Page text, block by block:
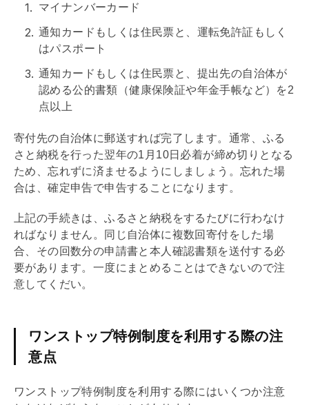
マイナンバーカード
通知カードもしくは住民票と、運転免許証もしく
はパスポート
通知カードもしくは住民票と、提出先の自治体が
認める公的書類（健康保険証や年金手帳など）を2
点以上
寄付先の自治体に郵送すれば完了します。通常、ふる
さと納税を行った翌年の1月10日必着が締め切りとなる
ため、忘れずに済ませるようにしましょう。忘れた場
合は、確定申告で申告することになります。
上記の手続きは、ふるさと納税をするたびに行わなけ
ればなりません。同じ自治体に複数回寄付をした場
合、その回数分の申請書と本人確認書類を送付する必
要があります。一度にまとめることはできないので注
意してくだい。
ワンストップ特例制度を利用する際の注
意点
ワンストップ特例制度を利用する際にはいくつか注意